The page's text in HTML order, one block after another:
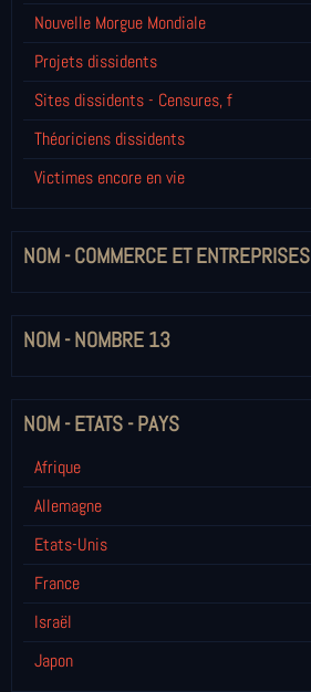
Nouvelle Morgue Mondiale
Projets dissidents
Sites dissidents - Censures, f
Théoriciens dissidents
Victimes encore en vie
NOM - COMMERCE ET ENTREPRISES
NOM - NOMBRE 13
NOM - ETATS - PAYS
Afrique
Allemagne
Etats-Unis
France
Israël
Japon